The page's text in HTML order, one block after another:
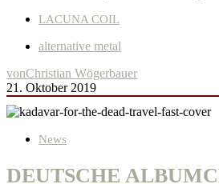
LACUNA COIL
alternative metal
vonChristian Wögerbauer
21. Oktober 2019
News
DEUTSCHE